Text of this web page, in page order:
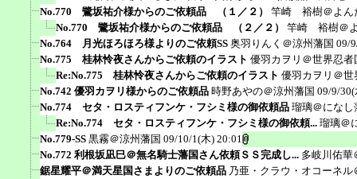
No.770 鷺坂祐介様からのご依頼品 （１／２）
竿崎 裕樹＠よん
No.770 鷺坂祐介様からのご依頼品 （２／２）
竿崎 裕樹＠
No.764 月光ほろほろ様よりのご依頼SS 奥羽りんく＠涼州藩国 09/
No.775 桂林怜夜さんからご依頼のイラスト 優羽カヲリ＠世界忍者
Re:No.775 桂林怜夜さんからご依頼のイラスト 優羽カヲリ＠世
No.742 優羽カヲリ様からのご依頼品 時野あやの＠涼州藩国 09/9/30(
No.774 セタ・ロスティフンケ・フシミ様の御依頼品 瑠璃＠になし
Re:No.774 セタ・ロスティフンケ・フシミ様の御依頼... 瑠璃＠
No.779-SS 黒霧＠涼州藩国 09/10/1(木) 20:01
No.772 利根坂凪巳＠無名騎士藩国さん依頼ＳＳ完成し... 多岐川佑華
鋸星耀平＠満天星国さまよりのご依頼品 乃亜・クラウ・オコーネ